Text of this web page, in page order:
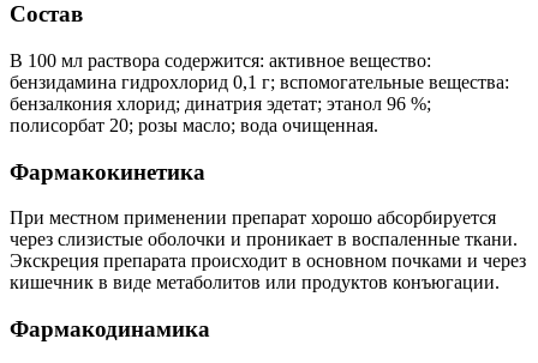
Состав
В 100 мл раствора содержится: активное вещество:
бензидамина гидрохлорид 0,1 г; вспомогательные вещества:
бензалкония хлорид; динатрия эдетат; этанол 96 %;
полисорбат 20; розы масло; вода очищенная.
Фармакокинетика
При местном применении препарат хорошо абсорбируется
через слизистые оболочки и проникает в воспаленные ткани.
Экскреция препарата происходит в основном почками и через
кишечник в виде метаболитов или продуктов конъюгации.
Фармакодинамика